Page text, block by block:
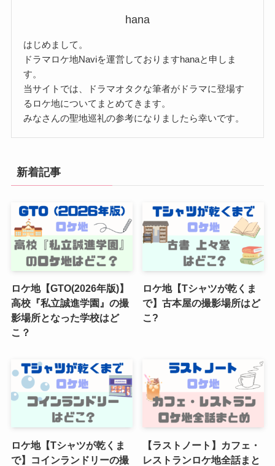
hana
はじめまして。
ドラマロケ地Naviを運営しておりますhanaと申しま
す。
当サイトでは、ドラマオタクな筆者がドラマに登場す
るロケ地についてまとめてきます。
みなさんの聖地巡礼の参考になりましたら幸いです。
新着記事
ロケ地【GTO(2026年版)】
高校『私立誠進学園』の撮
影場所となった学校はど
こ？
ロケ地【Tシャツが乾くま
で】古本屋の撮影場所はど
こ?
ロケ地【Tシャツが乾くま
で】コインランドリーの撮
【ラストノート】カフェ・
レストランロケ地全話まと